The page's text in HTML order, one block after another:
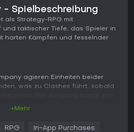
- Spielbeschreibung
als Strategy-RPG mit
taktischer Tiefe, das Spieler in
harten Kämpfen und fesselnder
agieren Einheiten beider
was zu Clashes führt, sobald
+Mehr
RPG In-App Purchases